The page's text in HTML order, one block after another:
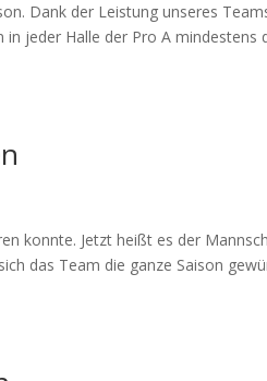
Dank der Leistung unseres
jeder Halle der Pro A mindestens
konnte. Jetzt heißt es der
das Team die ganze Saison